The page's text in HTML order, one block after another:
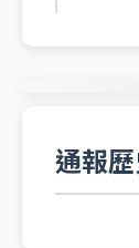
通報